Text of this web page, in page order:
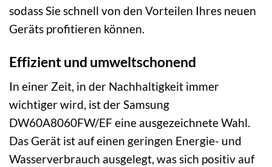
sodass Sie schnell von den Vorteilen Ihres neuen
Geräts profitieren können.
Effizient und umweltschonend
In einer Zeit, in der Nachhaltigkeit immer
wichtiger wird, ist der Samsung
DW60A8060FW/EF eine ausgezeichnete Wahl.
Das Gerät ist auf einen geringen Energie- und
Wasserverbrauch ausgelegt, was sich positiv auf